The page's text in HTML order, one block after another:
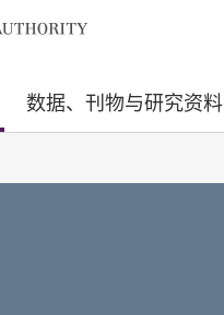
数据、刊物与研究资料